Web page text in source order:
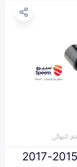
النهائي